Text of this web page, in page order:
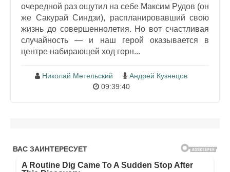
очередной раз ощутил на себе Максим Рудов (он
же Сакурай Синдзи), распланировавший свою
жизнь до совершеннолетия. Но вот счастливая
случайность — и наш герой оказывается в
центре набирающей ход горн...
Николай Метельский
Андрей Кузнецов
09:39:40